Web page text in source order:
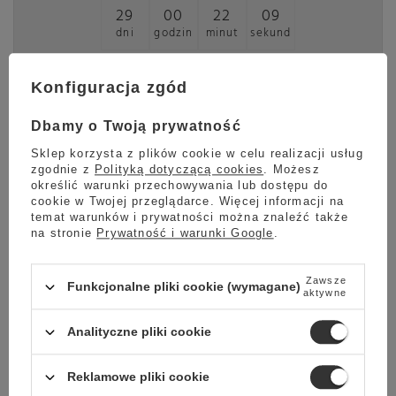
29
dni
00
godzin
22
minut
08
sekund
Sprawdź
Zestaw Contigo Pinnacle 2 x 420 ml
Bardzo ciekawy zestaw dla dwojga, solidnie
wykonanekubki termiczne Pinnacle znanej na całym
świecie firmy Contigo doskonale nadają się dla osób
Kubek Contigo Pinnacle posiada technologię AUTOSEAL
gwarantującą 100% szczelności. Doskonale wiemy, że
wielu miejscach (samochodzie, metrze, biurze, w górach) a
technologia AUTOSEAL umożliwia Ci to. Nowa nakrętka
blokadę uniemożliwiającą przypadkowe naciśnięcie kiedy
Konfiguracja zgód
Dbamy o Twoją prywatność
Sklep korzysta z plików cookie w celu realizacji usług
zgodnie z Polityką dotyczącą cookies . Możesz
określić warunki przechowywania lub dostępu do
cookie w Twojej przeglądarce. Więcej informacji na
temat warunków i prywatności można znaleźć także
na stronie Prywatność i warunki Google .
Funkcjonalne pliki cookie (wymagane) Zawsze
aktywne
Analityczne pliki cookie
Reklamowe pliki cookie